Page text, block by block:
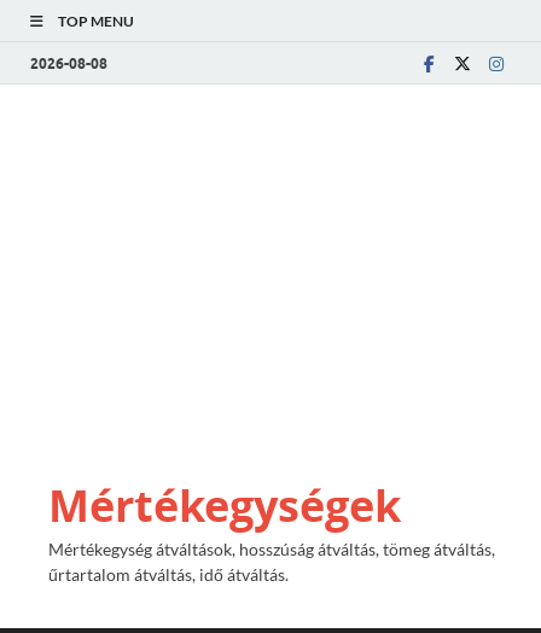
TOP MENU
2026-08-08
Mértékegységek
Mértékegység átváltások, hosszúság átváltás, tömeg átváltás,
űrtartalom átváltás, idő átváltás.